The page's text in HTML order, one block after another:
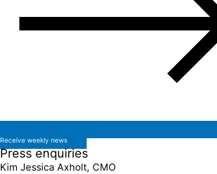
Receive weekly news
Press enquiries
Kim Jessica Axholt, CMO